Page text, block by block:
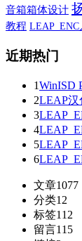
音箱箱体设计
教程 LEAP_ENC
近期热门
1WinISD
2LEAP汉
3
4
5
6
文章1077
分类12
标签112
留言115